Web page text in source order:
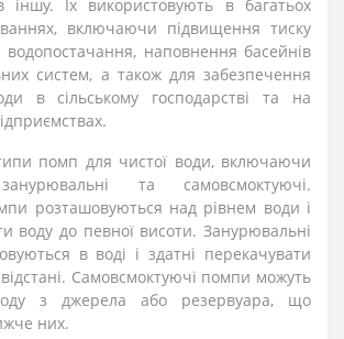
іншу. Їх використовують в багатьох
включаючи підвищення тиску
водопостачання, наповнення басейнів
систем, а також для забезпечення
в сільському господарстві та на
помп для чистої води, включаючи
та самовсмоктуючі.
розташовуються над рівнем води і
воду до певної висоти. Занурювальні
в воді і здатні перекачувати
Самовсмоктуючі помпи можуть
з джерела або резервуара, що
них.